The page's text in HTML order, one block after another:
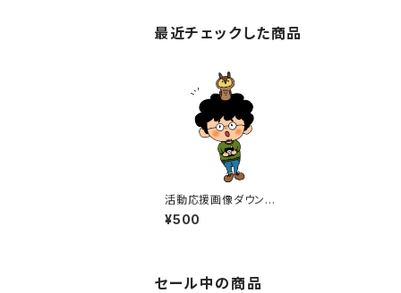
最近チェックした商品
活動応援画像ダウンロ
ード①
¥500
セール中の商品